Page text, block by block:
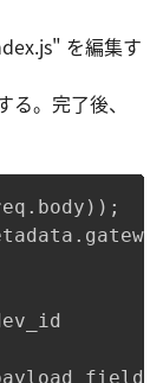
を編集す
。完了後、
. body ) ) ;
.